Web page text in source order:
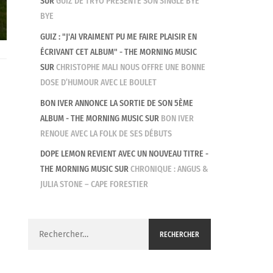
BYE
GUIZ : "J'AI VRAIMENT PU ME FAIRE PLAISIR EN
ÉCRIVANT CET ALBUM" - THE MORNING MUSIC
SURCHRISTOPHE MALI NOUS OFFRE UNE BONNE
DOSE D’HUMOUR AVEC LE BOULET
BON IVER ANNONCE LA SORTIE DE SON 5ÈME
ALBUM - THE MORNING MUSICSUR BON IVER
RENOUE AVEC LA FOLK DE SES DÉBUTS
DOPE LEMON REVIENT AVEC UN NOUVEAU TITRE -
THE MORNING MUSICSURCHRONIQUE : ANGUS &
JULIA STONE – CAPE FORESTIER